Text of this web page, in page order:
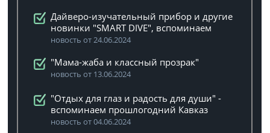
Дайверо-изучательный прибор и другие
новинки "SMART DIVE", вспоминаем
новость от 24.06.2024
"Мама-жаба и классный прозрак"
новость от 13.06.2024
"Отдых для глаз и радость для души" -
вспоминаем прошлогодний Кавказ
новость от 04.06.2024